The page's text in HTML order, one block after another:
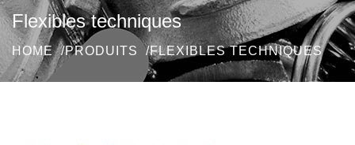
Flexibles techniques
HOME PRODUITS FLEXIBLES TECHNIQUES